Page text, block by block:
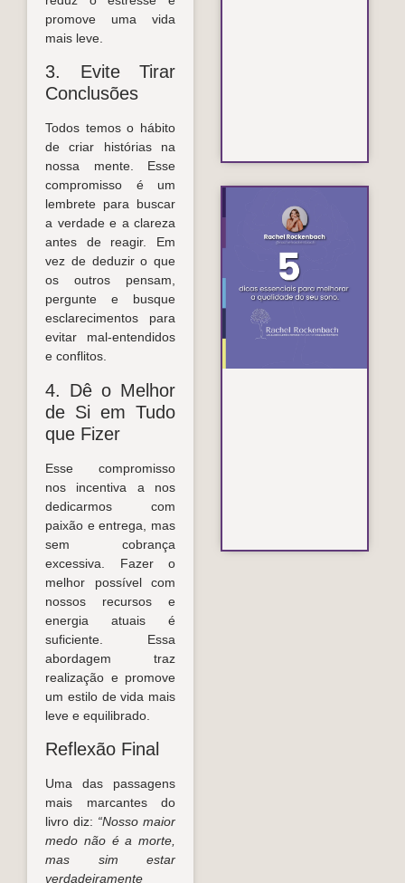
promove uma vida
mais leve.
3. Evite Tirar
Conclusões
Todos temos o hábito
de criar histórias na
nossa mente. Esse
compromisso é um
lembrete para buscar
a verdade e a clareza
antes de reagir. Em
vez de deduzir o que
os outros pensam,
pergunte e busque
esclarecimentos para
evitar mal-entendidos
e conflitos.
4. Dê o Melhor
de Si em Tudo
que Fizer
Esse compromisso
nos incentiva a nos
dedicarmos com
paixão e entrega, mas
sem cobrança
excessiva. Fazer o
melhor possível com
nossos recursos e
energia atuais é
suficiente. Essa
abordagem traz
realização e promove
um estilo de vida mais
leve e equilibrado.
Reflexão Final
Uma das passagens
mais marcantes do
livro diz: “Nosso maior
medo não é a morte,
mas sim estar
verdadeiramente